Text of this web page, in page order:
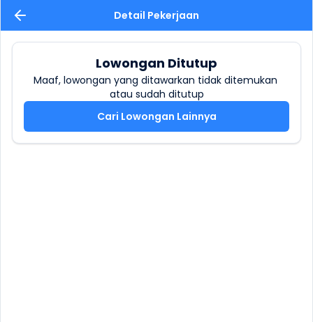
Detail Pekerjaan
Lowongan Ditutup
Maaf, lowongan yang ditawarkan tidak ditemukan
atau sudah ditutup
Cari Lowongan Lainnya